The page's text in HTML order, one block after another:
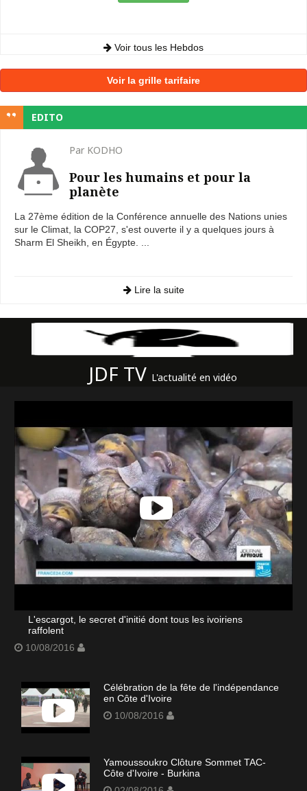
Voir tous les Hebdos
Voir la grille tarifaire
EDITO
Par KODHO
Pour les humains et pour la
planète
La 27ème édition de la Conférence annuelle des Nations unies
sur le Climat, la COP27, s'est ouverte il y a quelques jours à
Sharm El Sheikh, en Égypte. ...
Lire la suite
JDF TV L'actualité en vidéo
L'escargot, le secret d'initié dont tous les ivoiriens
raffolent
10/08/2016
Célébration de la fête de l'indépendance
en Côte d'Ivoire
10/08/2016
Yamoussoukro Clôture Sommet TAC-
Côte d'Ivoire - Burkina